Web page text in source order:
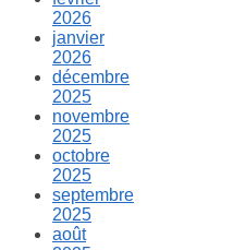
2026
janvier
2026
décembre
2025
novembre
2025
octobre
2025
septembre
2025
août